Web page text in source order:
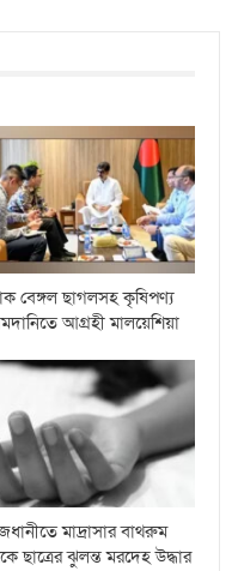
বেঙ্গল ছাগলসহ কৃষিপণ্য
আগ্রহী মালয়েশিয়া
মাদ্রাসার বাথরুম
ছাত্রের ঝুলন্ত মরদেহ উদ্ধার